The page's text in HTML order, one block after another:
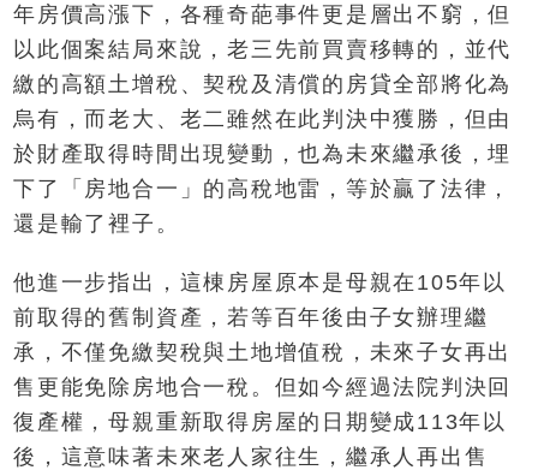
年房價高漲下，各種奇葩事件更是層出不窮，但
以此個案結局來說，老三先前買賣移轉的，並代
繳的高額土增稅、契稅及清償的房貸全部將化為
烏有，而老大、老二雖然在此判決中獲勝，但由
於財產取得時間出現變動，也為未來繼承後，埋
下了「房地合一」的高稅地雷，等於贏了法律，
還是輸了裡子。
他進一步指出，這棟房屋原本是母親在105年以
前取得的舊制資產，若等百年後由子女辦理繼
承，不僅免繳契稅與土地增值稅，未來子女再出
售更能免除房地合一稅。但如今經過法院判決回
復產權，母親重新取得房屋的日期變成113年以
後，這意味著未來老人家往生，繼承人再出售